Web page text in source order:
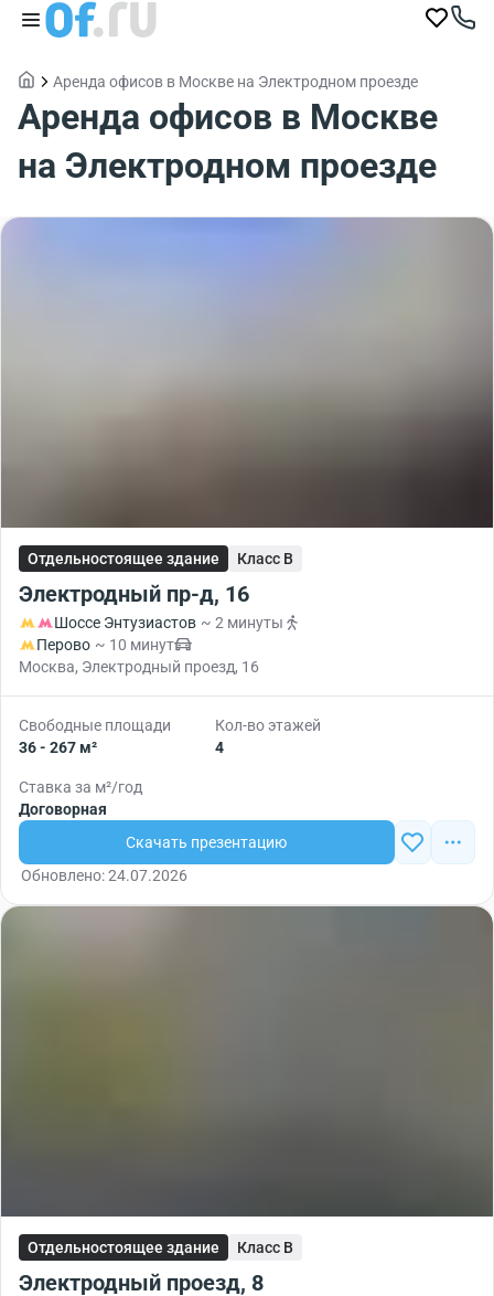
Аренда офисов в Москве на Электродном проезде
Аренда офисов в Москве
на Электродном проезде
Отдельностоящее здание Класс B
Электродный пр-д, 16
Шоссе Энтузиастов ~ 2 минуты
Перово ~ 10 минут
Москва, Электродный проезд, 16
Свободные площади
36 - 267 м²
Кол-во этажей
4
Ставка за м²/год
Договорная
Скачать презентацию
Обновлено: 24.07.2026
Отдельностоящее здание Класс B
Электродный проезд, 8